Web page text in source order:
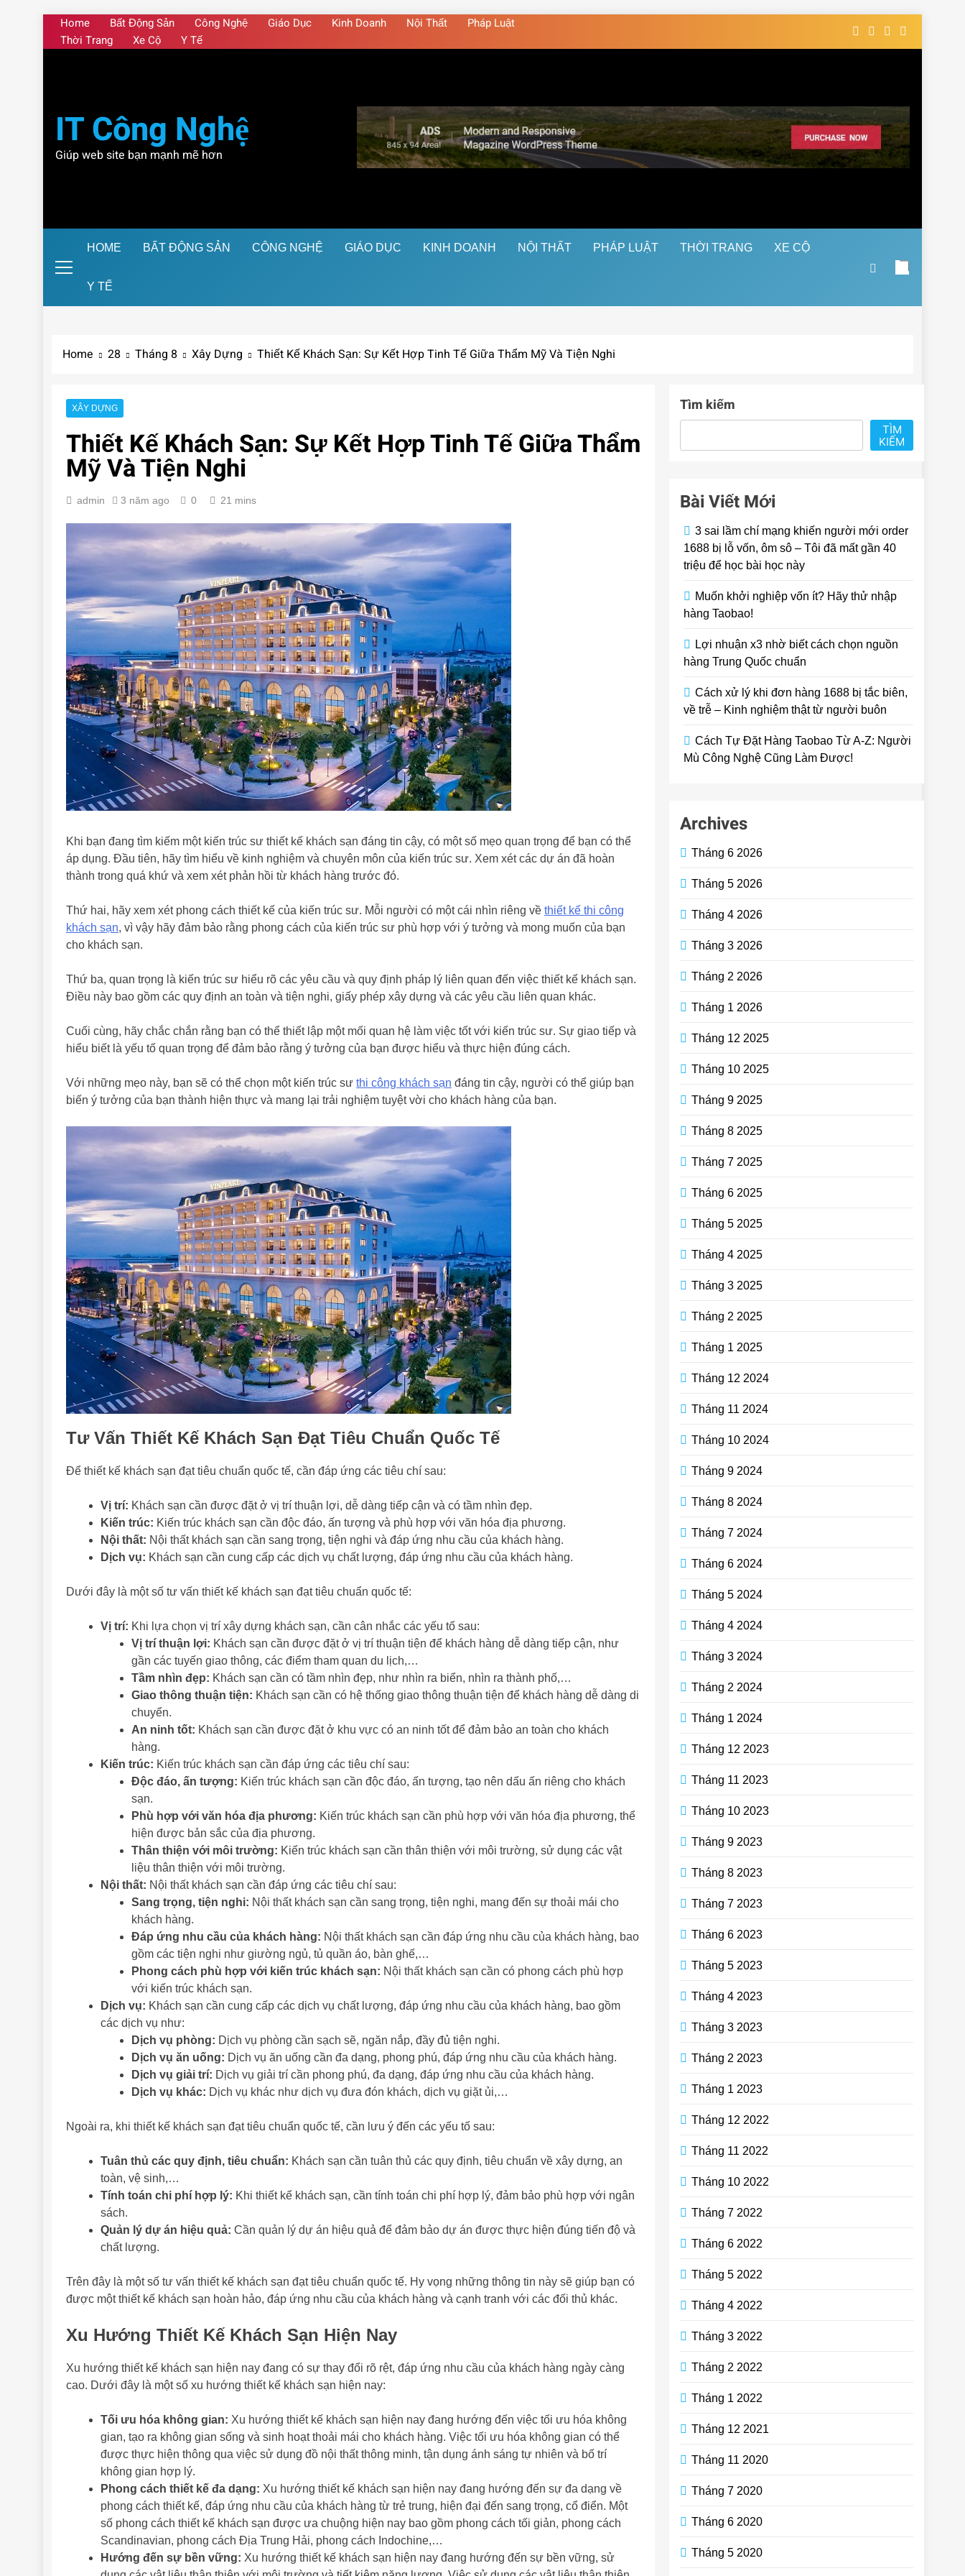
SkipHome Bất Động Sản Công Nghệ Giáo Dục Kinh Doanh Nội Thất
Pháp Luật
Thời Trang
Xe Cộ Y Tế
IT Công Nghệ
Giúp web site bạn mạnh mẽ hơn
HOME BẤT ĐỘNG SẢN CÔNG NGHỆ GIÁO DỤC KINH DOANH NỘI THẤT PHÁP LUẬT THỜI TRANG XE CỘ
Y TẾ
Home 28 Tháng 8 Xây Dựng Thiết Kế Khách Sạn: Sự Kết Hợp Tinh Tế Giữa Thẩm Mỹ Và Tiện Nghi
XÂY DỰNG
Thiết Kế Khách Sạn: Sự Kết Hợp Tinh Tế Giữa Thẩm
Mỹ Và Tiện Nghi
admin 3 năm ago 0 21 mins
Khi bạn đang tìm kiếm một kiến trúc sư thiết kế khách sạn đáng tin cậy, có một số mẹo quan trọng để bạn có thể
áp dụng. Đầu tiên, hãy tìm hiểu về kinh nghiệm và chuyên môn của kiến trúc sư. Xem xét các dự án đã hoàn
thành trong quá khứ và xem xét phản hồi từ khách hàng trước đó.
Thứ hai, hãy xem xét phong cách thiết kế của kiến trúc sư. Mỗi người có một cái nhìn riêng về thiết kế thi công
khách sạn, vì vậy hãy đảm bảo rằng phong cách của kiến trúc sư phù hợp với ý tưởng và mong muốn của bạn
cho khách sạn.
Thứ ba, quan trọng là kiến trúc sư hiểu rõ các yêu cầu và quy định pháp lý liên quan đến việc thiết kế khách sạn.
Điều này bao gồm các quy định an toàn và tiện nghi, giấy phép xây dựng và các yêu cầu liên quan khác.
Cuối cùng, hãy chắc chắn rằng bạn có thể thiết lập một mối quan hệ làm việc tốt với kiến trúc sư. Sự giao tiếp và
hiểu biết là yếu tố quan trọng để đảm bảo rằng ý tưởng của bạn được hiểu và thực hiện đúng cách.
Với những mẹo này, bạn sẽ có thể chọn một kiến trúc sư thi công khách sạn đáng tin cậy, người có thể giúp bạn
biến ý tưởng của bạn thành hiện thực và mang lại trải nghiệm tuyệt vời cho khách hàng của bạn.
Tư Vấn Thiết Kế Khách Sạn Đạt Tiêu Chuẩn Quốc Tế
Để thiết kế khách sạn đạt tiêu chuẩn quốc tế, cần đáp ứng các tiêu chí sau:
Vị trí: Khách sạn cần được đặt ở vị trí thuận lợi, dễ dàng tiếp cận và có tầm nhìn đẹp.
Kiến trúc: Kiến trúc khách sạn cần độc đáo, ấn tượng và phù hợp với văn hóa địa phương.
Nội thất: Nội thất khách sạn cần sang trọng, tiện nghi và đáp ứng nhu cầu của khách hàng.
Dịch vụ: Khách sạn cần cung cấp các dịch vụ chất lượng, đáp ứng nhu cầu của khách hàng.
Dưới đây là một số tư vấn thiết kế khách sạn đạt tiêu chuẩn quốc tế:
Vị trí: Khi lựa chọn vị trí xây dựng khách sạn, cần cân nhắc các yếu tố sau:
Vị trí thuận lợi: Khách sạn cần được đặt ở vị trí thuận tiện để khách hàng dễ dàng tiếp cận, như
gần các tuyến giao thông, các điểm tham quan du lịch,…
Tầm nhìn đẹp: Khách sạn cần có tầm nhìn đẹp, như nhìn ra biển, nhìn ra thành phố,…
Giao thông thuận tiện: Khách sạn cần có hệ thống giao thông thuận tiện để khách hàng dễ dàng di
chuyển.
An ninh tốt: Khách sạn cần được đặt ở khu vực có an ninh tốt để đảm bảo an toàn cho khách
hàng.
Kiến trúc: Kiến trúc khách sạn cần đáp ứng các tiêu chí sau:
Độc đáo, ấn tượng: Kiến trúc khách sạn cần độc đáo, ấn tượng, tạo nên dấu ấn riêng cho khách
sạn.
Phù hợp với văn hóa địa phương: Kiến trúc khách sạn cần phù hợp với văn hóa địa phương, thể
hiện được bản sắc của địa phương.
Thân thiện với môi trường: Kiến trúc khách sạn cần thân thiện với môi trường, sử dụng các vật
liệu thân thiện với môi trường.
Nội thất: Nội thất khách sạn cần đáp ứng các tiêu chí sau:
Sang trọng, tiện nghi: Nội thất khách sạn cần sang trọng, tiện nghi, mang đến sự thoải mái cho
khách hàng.
Đáp ứng nhu cầu của khách hàng: Nội thất khách sạn cần đáp ứng nhu cầu của khách hàng, bao
gồm các tiện nghi như giường ngủ, tủ quần áo, bàn ghế,…
Phong cách phù hợp với kiến trúc khách sạn: Nội thất khách sạn cần có phong cách phù hợp
với kiến trúc khách sạn.
Dịch vụ: Khách sạn cần cung cấp các dịch vụ chất lượng, đáp ứng nhu cầu của khách hàng, bao gồm
các dịch vụ như:
Dịch vụ phòng: Dịch vụ phòng cần sạch sẽ, ngăn nắp, đầy đủ tiện nghi.
Dịch vụ ăn uống: Dịch vụ ăn uống cần đa dạng, phong phú, đáp ứng nhu cầu của khách hàng.
Dịch vụ giải trí: Dịch vụ giải trí cần phong phú, đa dạng, đáp ứng nhu cầu của khách hàng.
Dịch vụ khác: Dịch vụ khác như dịch vụ đưa đón khách, dịch vụ giặt ủi,…
Ngoài ra, khi thiết kế khách sạn đạt tiêu chuẩn quốc tế, cần lưu ý đến các yếu tố sau:
Tuân thủ các quy định, tiêu chuẩn: Khách sạn cần tuân thủ các quy định, tiêu chuẩn về xây dựng, an
toàn, vệ sinh,…
Tính toán chi phí hợp lý: Khi thiết kế khách sạn, cần tính toán chi phí hợp lý, đảm bảo phù hợp với ngân
sách.
Quản lý dự án hiệu quả: Cần quản lý dự án hiệu quả để đảm bảo dự án được thực hiện đúng tiến độ và
chất lượng.
Trên đây là một số tư vấn thiết kế khách sạn đạt tiêu chuẩn quốc tế. Hy vọng những thông tin này sẽ giúp bạn có
được một thiết kế khách sạn hoàn hảo, đáp ứng nhu cầu của khách hàng và cạnh tranh với các đối thủ khác.
Xu Hướng Thiết Kế Khách Sạn Hiện Nay
Xu hướng thiết kế khách sạn hiện nay đang có sự thay đổi rõ rệt, đáp ứng nhu cầu của khách hàng ngày càng
cao. Dưới đây là một số xu hướng thiết kế khách sạn hiện nay:
Tối ưu hóa không gian: Xu hướng thiết kế khách sạn hiện nay đang hướng đến việc tối ưu hóa không
gian, tạo ra không gian sống và sinh hoạt thoải mái cho khách hàng. Việc tối ưu hóa không gian có thể
được thực hiện thông qua việc sử dụng đồ nội thất thông minh, tận dụng ánh sáng tự nhiên và bố trí
không gian hợp lý.
Phong cách thiết kế đa dạng: Xu hướng thiết kế khách sạn hiện nay đang hướng đến sự đa dạng về
phong cách thiết kế, đáp ứng nhu cầu của khách hàng từ trẻ trung, hiện đại đến sang trọng, cổ điển. Một
số phong cách thiết kế khách sạn được ưa chuộng hiện nay bao gồm phong cách tối giản, phong cách
Scandinavian, phong cách Địa Trung Hải, phong cách Indochine,…
Hướng đến sự bền vững: Xu hướng thiết kế khách sạn hiện nay đang hướng đến sự bền vững, sử
Tìm kiếm
TÌM
KIẾM
Bài Viết Mới
3 sai lầm chí mạng khiến người mới order
1688 bị lỗ vốn, ôm sô – Tôi đã mất gần 40
triệu để học bài học này
Muốn khởi nghiệp vốn ít? Hãy thử nhập
hàng Taobao!
Lợi nhuận x3 nhờ biết cách chọn nguồn
hàng Trung Quốc chuẩn
Cách xử lý khi đơn hàng 1688 bị tắc biên,
về trễ – Kinh nghiệm thật từ người buôn
Cách Tự Đặt Hàng Taobao Từ A-Z: Người
Mù Công Nghệ Cũng Làm Được!
Archives
Tháng 6 2026
Tháng 5 2026
Tháng 4 2026
Tháng 3 2026
Tháng 2 2026
Tháng 1 2026
Tháng 12 2025
Tháng 10 2025
Tháng 9 2025
Tháng 8 2025
Tháng 7 2025
Tháng 6 2025
Tháng 5 2025
Tháng 4 2025
Tháng 3 2025
Tháng 2 2025
Tháng 1 2025
Tháng 12 2024
Tháng 11 2024
Tháng 10 2024
Tháng 9 2024
Tháng 8 2024
Tháng 7 2024
Tháng 6 2024
Tháng 5 2024
Tháng 4 2024
Tháng 3 2024
Tháng 2 2024
Tháng 1 2024
Tháng 12 2023
Tháng 11 2023
Tháng 10 2023
Tháng 9 2023
Tháng 8 2023
Tháng 7 2023
Tháng 6 2023
Tháng 5 2023
Tháng 4 2023
Tháng 3 2023
Tháng 2 2023
Tháng 1 2023
Tháng 12 2022
Tháng 11 2022
Tháng 10 2022
Tháng 7 2022
Tháng 6 2022
Tháng 5 2022
Tháng 4 2022
Tháng 3 2022
Tháng 2 2022
Tháng 1 2022
Tháng 12 2021
Tháng 11 2020
Tháng 7 2020
Tháng 6 2020
Tháng 5 2020